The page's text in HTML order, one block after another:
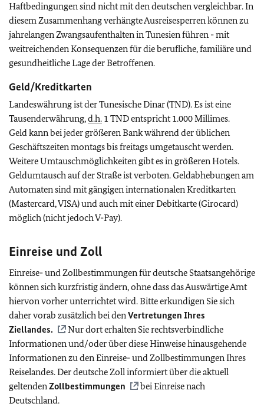
Haftbedingungen sind nicht mit den deutschen vergleichbar. In
diesem Zusammenhang verhängte Ausreisesperren können zu
jahrelangen Zwangsaufenthalten in Tunesien führen - mit
weitreichenden Konsequenzen für die berufliche, familiäre und
gesundheitliche Lage der Betroffenen.
Geld/Kreditkarten
Landeswährung ist der Tunesische Dinar (TND). Es ist eine
Tausenderwährung,d.h. 1 TND entspricht 1.000 Millimes.
Geld kann bei jeder größeren Bank während der üblichen
Geschäftszeiten montags bis freitags umgetauscht werden.
Weitere Umtauschmöglichkeiten gibt es in größeren Hotels.
Geldumtausch auf der Straße ist verboten. Geldabhebungen am
Automaten sind mit gängigen internationalen Kreditkarten
(Mastercard, VISA) und auch mit einer Debitkarte (Girocard)
möglich (nicht jedoch V-Pay).
Einreise und Zoll
Einreise- und Zollbestimmungen für deutsche Staatsangehörige
können sich kurzfristig ändern, ohne dass das Auswärtige Amt
hiervon vorher unterrichtet wird. Bitte erkundigen Sie sich
daher vorab zusätzlich bei denVertretungen Ihres
Ziellandes.
Nur dort erhalten Sie rechtsverbindliche
Informationen und/oder über diese Hinweise hinausgehende
Informationen zu den Einreise- und Zollbestimmungen Ihres
Reiselandes. Der deutsche Zoll informiert über die aktuell
geltendenZollbestimmungen
bei Einreise nach
Deutschland.